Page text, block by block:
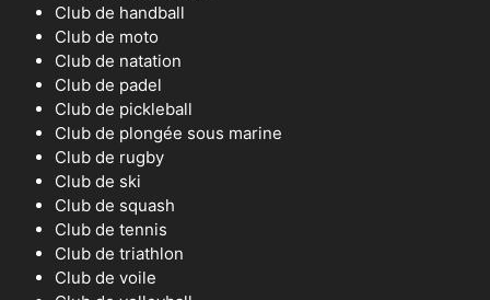
Club de handball
Club de moto
Club de natation
Club de padel
Club de pickleball
Club de plongée sous marine
Club de rugby
Club de ski
Club de squash
Club de tennis
Club de triathlon
Club de voile